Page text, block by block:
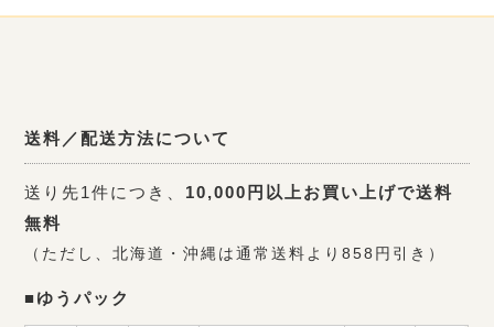
送料／配送方法について
送り先1件につき、 10,000円以上お買い上げで送料
無料
（ただし、北海道・沖縄は通常送料より858円引き）
■ゆうパック